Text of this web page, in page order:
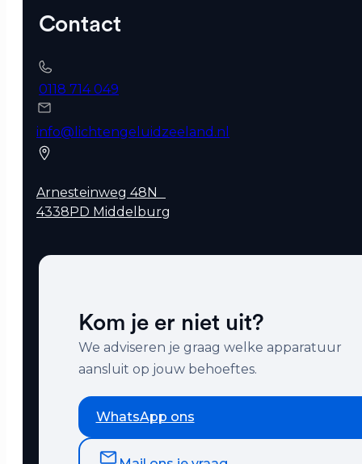
Contact
0118 714 049
info@lichtengeluidzeeland.nl
Arnesteinweg 48N
4338PD Middelburg
Kom je er niet uit?
We adviseren je graag welke apparatuur
aansluit op jouw behoeftes.
WhatsApp ons